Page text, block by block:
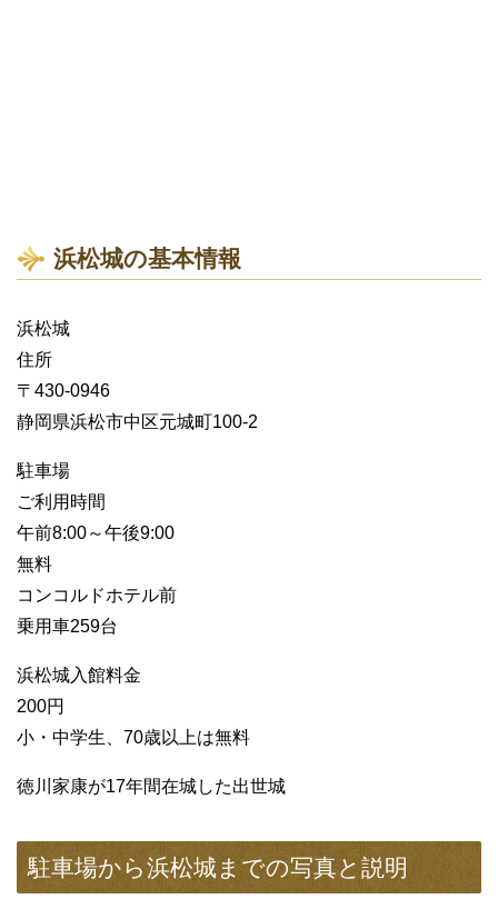
浜松城の基本情報
浜松城
住所
〒430-0946
静岡県浜松市中区元城町100-2
駐車場
ご利用時間
午前8:00～午後9:00
無料
コンコルドホテル前
乗用車259台
浜松城入館料金
200円
小・中学生、70歳以上は無料
徳川家康が17年間在城した出世城
駐車場から浜松城までの写真と説明